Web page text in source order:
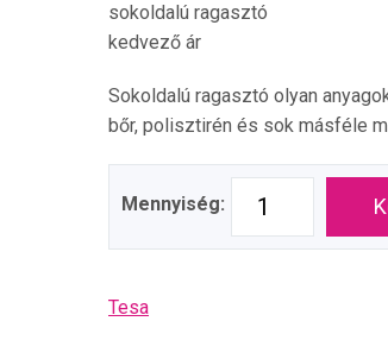
sokoldalú ragasztó
kedvező ár
Sokoldalú ragasztó olyan
bőr, polisztirén és sok másféle
Mennyiség:
Tesa